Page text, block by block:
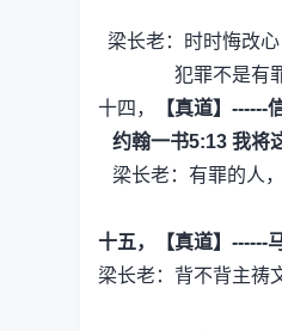
梁长老：时时悔改
犯罪不是有罪（
十四，
【真道】------
约翰一书5:13 我将
梁长老：有罪的人
十五，【真道】------
梁长老：背不背主祷